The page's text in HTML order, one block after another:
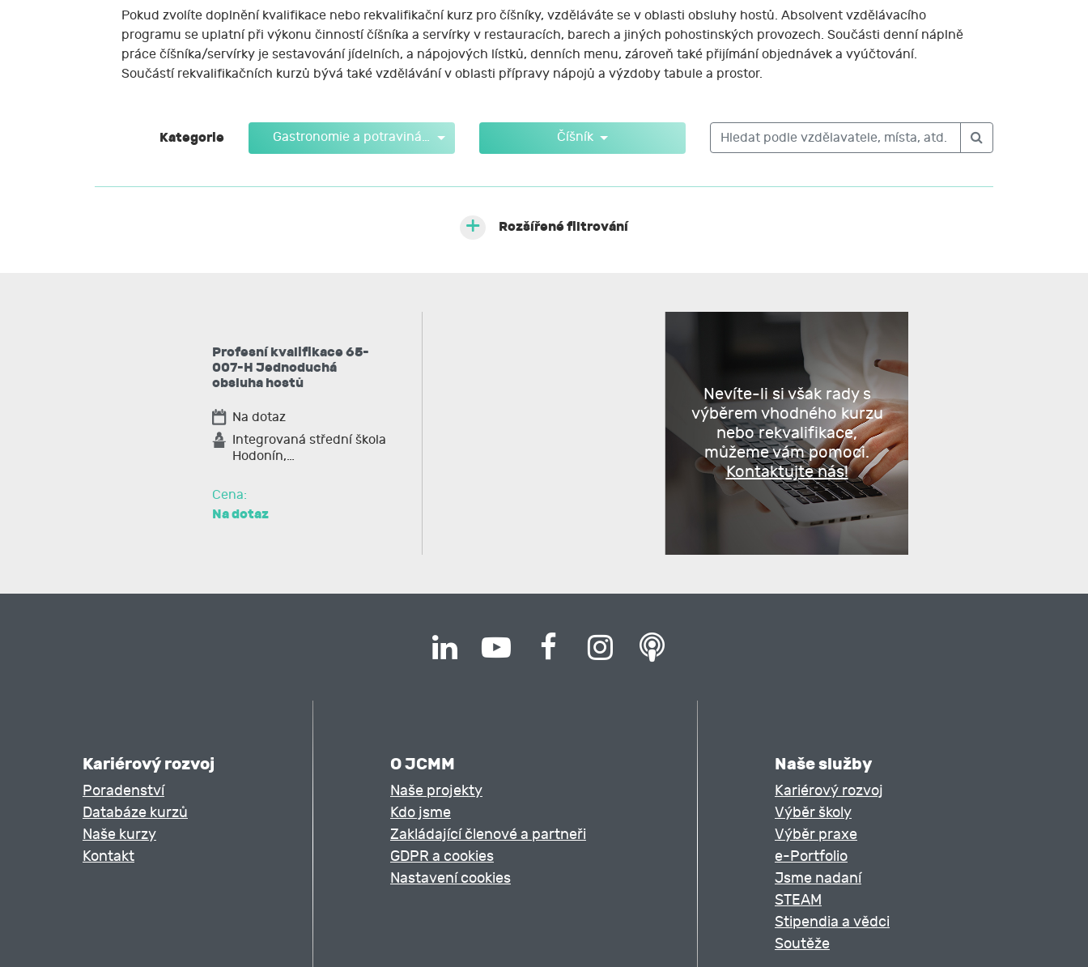
Pokud zvolíte doplnění kvalifikace nebo rekvalifikační kurz pro číšníky, vzděláváte se v oblasti obsluhy hostů. Absolvent vzdělávacího
programu se uplatní při výkonu činností číšníka a servírky v restauracích, barech a jiných pohostinských provozech. Součásti denní náplně
práce číšníka/servírky je sestavování jídelních, a nápojových lístků, denních menu, zároveň také přijímání objednávek a vyúčtování.
Součástí rekvalifikačních kurzů bývá také vzdělávání v oblasti přípravy nápojů a výzdoby tabule a prostor.
Kategorie Gastronomie a potravinářství Číšník
Rozšířené filtrování
Profesní kvalifikace 65-
007-H Jednoduchá
obsluha hostů
Na dotaz
Integrovaná střední škola
Hodonín,…
Cena:
Na dotaz
Nevíte-li si však rady s
výběrem vhodného kurzu
nebo rekvalifikace,
můžeme vám pomoci.
Kontaktujte nás!
Kariérový rozvoj
Poradenství
Databáze kurzů
Naše kurzy
Kontakt
O JCMM
Naše projekty
Kdo jsme
Zakládající členové a partneři
GDPR a cookies
Nastavení cookies
Naše služby
Kariérový rozvoj
Výběr školy
Výběr praxe
e-Portfolio
Jsme nadaní
STEAM
Stipendia a vědci
Soutěže